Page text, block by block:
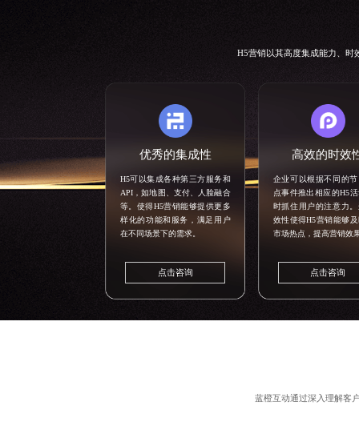
H5营销以其高度集成能力、时
优秀的集成性
H5可以集成各种第三方服务和
API，如地图、支付、人脸融合
等。使得H5营销能够提供更多
样化的功能和服务，满足用户
在不同场景下的需求。
点击咨询
高效的时效
企业可以根据不同的
点事件推出相应的H5
时抓住用户的注意力
效性使得H5营销能够
市场热点，提高营销效
点击咨询
蓝橙互动通过深入理解客